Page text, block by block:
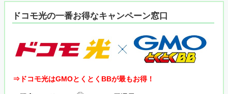
ドコモ光の一番お得なキャンペーン窓口
⇒ドコモ光はGMOとくとくBBが最もお得！